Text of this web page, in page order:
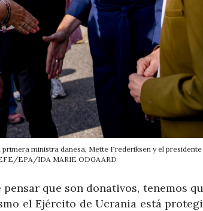
ministra danesa, Mette Frederiksen y el
EPA/IDA MARIE ODGAARD
que son donativos, tenemos
el Ejército de Ucrania está